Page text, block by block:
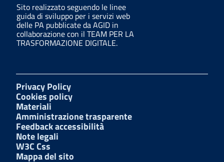
Sito realizzato seguendo le linee
guida di sviluppo per i servizi web
delle PA pubblicate da AGID in
collaborazione con il TEAM PER LA
TRASFORMAZIONE DIGITALE.
Privacy Policy
Cookies policy
Materiali
Amministrazione trasparente
Feedback accessibilità
Note legali
W3C Css
Mappa del sito